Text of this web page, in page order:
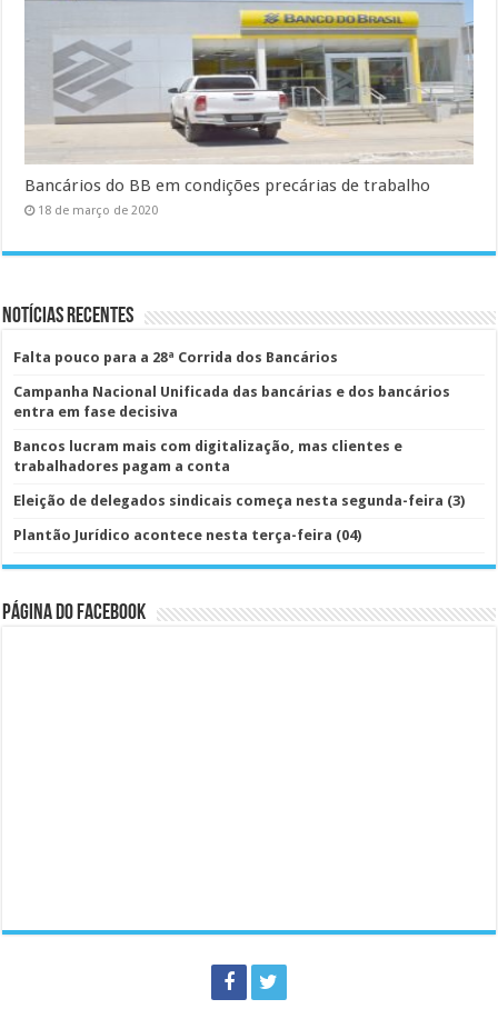
Bancários do BB em condições precárias de trabalho
18 de março de 2020
Notícias Recentes
Falta pouco para a 28ª Corrida dos Bancários
Campanha Nacional Unificada das bancárias e dos bancários
entra em fase decisiva
Bancos lucram mais com digitalização, mas clientes e
trabalhadores pagam a conta
Eleição de delegados sindicais começa nesta segunda-feira (3)
Plantão Jurídico acontece nesta terça-feira (04)
Página do Facebook